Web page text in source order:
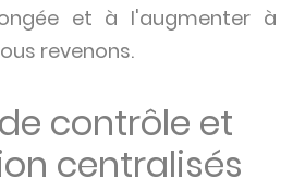
et à l'augmenter à
revenons.
contrôle et
centralisés